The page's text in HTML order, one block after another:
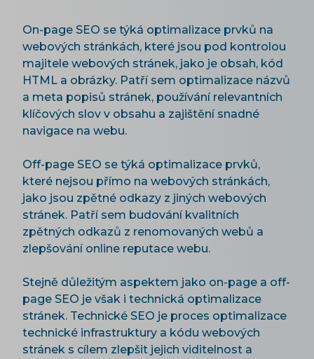
On-page SEO se týká optimalizace prvků na
webových stránkách, které jsou pod kontrolou
majitele webových stránek, jako je obsah, kód
HTML a obrázky. Patří sem optimalizace názvů
a meta popisů stránek, používání relevantních
klíčových slov v obsahu a zajištění snadné
navigace na webu.
Off-page SEO se týká optimalizace prvků,
které nejsou přímo na webových stránkách,
jako jsou zpětné odkazy z jiných webových
stránek. Patří sem budování kvalitních
zpětných odkazů z renomovaných webů a
zlepšování online reputace webu.
Stejně důležitým aspektem jako on-page a off-
page SEO je však i technická optimalizace
stránek. Technické SEO je proces optimalizace
technické infrastruktury a kódu webových
stránek s cílem zlepšit jejich viditelnost a